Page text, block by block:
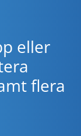
eller
flera